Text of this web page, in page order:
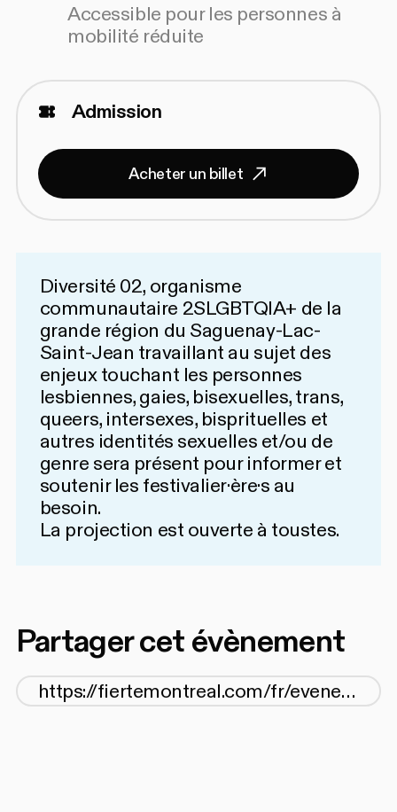
Accessible pour les personnes à
mobilité réduite
Admission
Acheter un billet
Diversité 02, organisme
communautaire 2SLGBTQIA+ de la
grande région du Saguenay-Lac-
Saint-Jean travaillant au sujet des
enjeux touchant les personnes
lesbiennes, gaies, bisexuelles, trans,
queers, intersexes, bisprituelles et
autres identités sexuelles et/ou de
genre sera présent pour informer et
soutenir les festivalier·ère·s au
besoin.
La projection est ouverte à toustes.
Partager cet évènement